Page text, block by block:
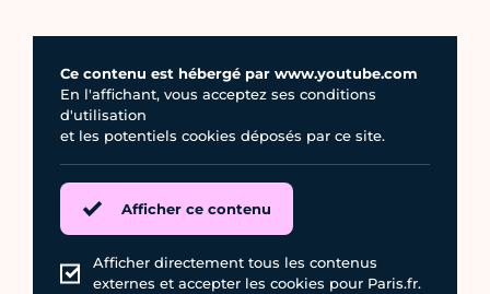
Ce contenu est hébergé par www.youtube.com
En l'affichant, vous acceptez ses conditions
d'utilisation
et les potentiels cookies déposés par ce site.
Afficher ce contenu
Afficher directement tous les contenus
externes et accepter les cookies pour Paris.fr.